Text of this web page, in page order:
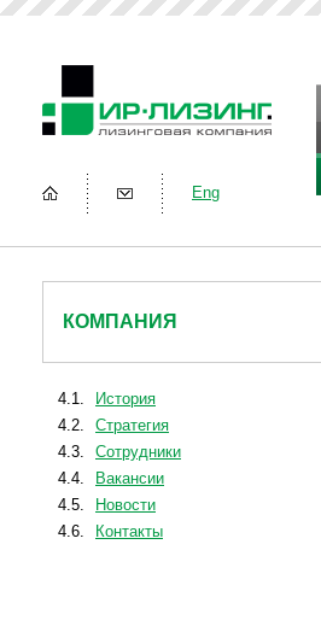
Eng
КОМПАНИЯ
4.1.
История
4.2.
Стратегия
4.3.
Сотрудники
4.4.
Вакансии
4.5.
Новости
4.6.
Контакты